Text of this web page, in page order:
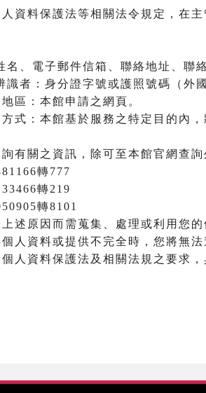
資料保護法等相關法令規定，在
、電子郵件信箱、聯絡地址、聯
者：身分證字號或護照號碼（外國
區：本館申請之網頁。
式：本館基於服務之特定目的內
有關之資訊，除可至本館官網查詢
轉777
轉219
轉8101
述原因而需蒐集、處理或利用您
人資料或提供不完全時，您將無
人資料保護法及相關法規之要求